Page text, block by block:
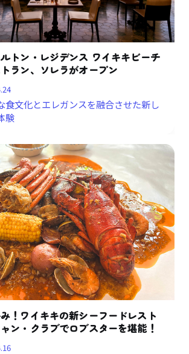
トン・レジデンス ワイキキビーチ
ラン、ソレラがオープン
食文化とエレガンスを融合させた新し
験
！ワイキキの新シーフードレスト
ン・クラブでロブスターを堪能！